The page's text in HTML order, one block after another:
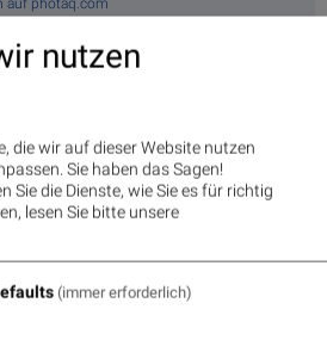
Bajaj Mobility AG ,Rosenbauer
Biotech
, Telekom Austria,UBM.
Post
Post ist der landesweit führende
nutzen
die wir auf dieser Website nutzen
Sie haben das Sagen!
Sie die Dienste, wie Sie es für richtig
lesen Sie bitte unsere
(immer erforderlich)